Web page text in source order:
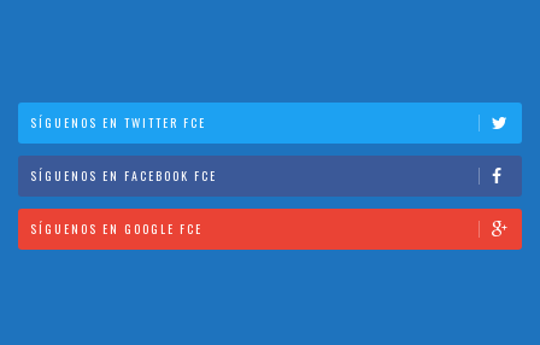
SÍGUENOS EN TWITTER FCE
SÍGUENOS EN FACEBOOK FCE
SÍGUENOS EN GOOGLE FCE